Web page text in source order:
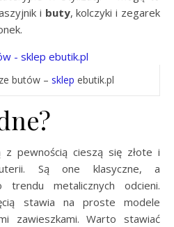
i buty, kolczyki i zegarek
butów – sklep ebutik.pl
z pewnością cieszą się złote i
Są one klasyczne, a
trendu metalicznych odcieni.
stawia na proste modele
zawieszkami. Warto stawiać